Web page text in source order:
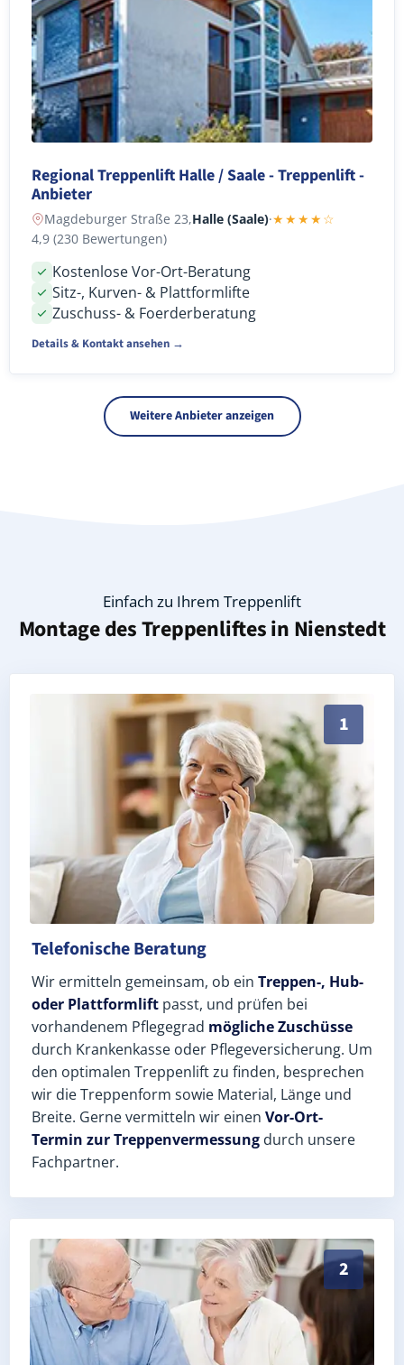
Regional Treppenlift Halle / Saale - Treppenlift -
Anbieter
Magdeburger Straße 23,Halle (Saale)·★★★★☆
4,9 (230 Bewertungen)
Kostenlose Vor-Ort-Beratung
Sitz-, Kurven- & Plattformlifte
Zuschuss- & Foerderberatung
Details & Kontakt ansehen →
Weitere Anbieter anzeigen
Einfach zu Ihrem Treppenlift
Montage des Treppenliftes in Nienstedt
1
Persönliche Treppenlift-Beratung in Nienstedt
Telefonische Beratung
Wir ermitteln gemeinsam, ob ein Treppen-, Hub-
oder Plattformlift passt, und prüfen bei
vorhandenem Pflegegrad mögliche Zuschüsse
durch Krankenkasse oder Pflegeversicherung. Um
den optimalen Treppenlift zu finden, besprechen
wir die Treppenform sowie Material, Länge und
Breite. Gerne vermitteln wir einen Vor-Ort-
Termin zur Treppenvermessung durch unsere
Fachpartner.
2
Exaktes Aufmaß in Nienstedt (Landkreis Mansfeld-